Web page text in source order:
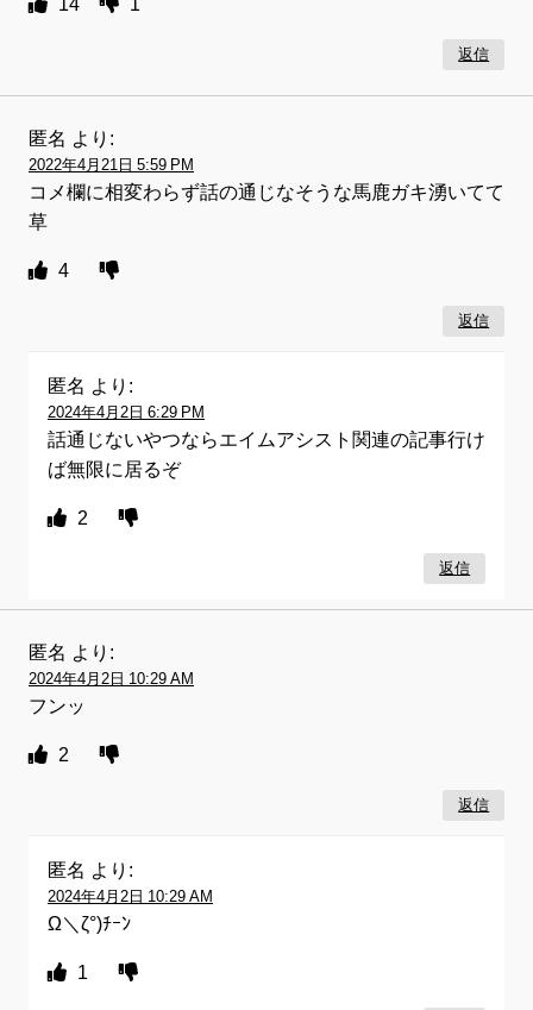
14 1
返信
匿名 より:
2022年4月21日 5:59 PM
コメ欄に相変わらず話の通じなそうな馬鹿ガキ湧いてて
草
4
返信
匿名 より:
2024年4月2日 6:29 PM
話通じないやつならエイムアシスト関連の記事行け
ば無限に居るぞ
2
返信
匿名 より:
2024年4月2日 10:29 AM
フンッ
2
返信
匿名 より:
2024年4月2日 10:29 AM
Ω＼ζ°)ﾁｰﾝ
1